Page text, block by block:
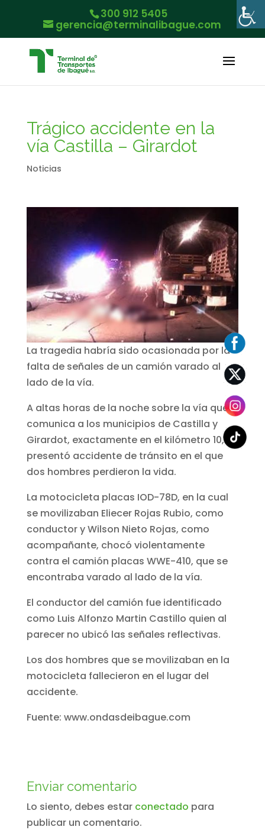
300 912 5405
gerencia@terminalibague.com
Trágico accidente en la
vía Castilla – Girardot
Noticias
La tragedia habría sido ocasionada por la
falta de señales de un camión varado al
lado de la vía.
A altas horas de la noche sobre la vía que
comunica a los municipios de Castilla y
Girardot, exactamente en el kilómetro 10, se
presentó accidente de tránsito en el que
dos hombres perdieron la vida.
La motocicleta placas IOD-78D, en la cual
se movilizaban Eliecer Rojas Rubio, como
conductor y Wilson Nieto Rojas, como
acompañante, chocó violentamente
contra el camión placas WWE-410, que se
encontraba varado al lado de la vía.
El conductor del camión fue identificado
como Luis Alfonzo Martin Castillo quien al
parecer no ubicó las señales reflectivas.
Los dos hombres que se movilizaban en la
motocicleta fallecieron en el lugar del
accidente.
Fuente: www.ondasdeibague.com
Enviar comentario
Lo siento, debes estar conectado para
publicar un comentario.